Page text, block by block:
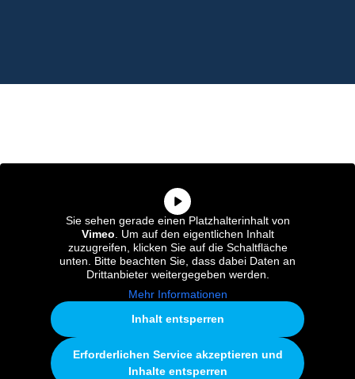
Sie sehen gerade einen Platzhalterinhalt von
Vimeo. Um auf den eigentlichen Inhalt
zuzugreifen, klicken Sie auf die Schaltfläche
unten. Bitte beachten Sie, dass dabei Daten an
Drittanbieter weitergegeben werden.
Mehr Informationen
Inhalt entsperren
Erforderlichen Service akzeptieren und
Inhalte entsperren